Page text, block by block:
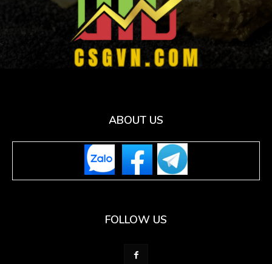
ABOUT US
FOLLOW US